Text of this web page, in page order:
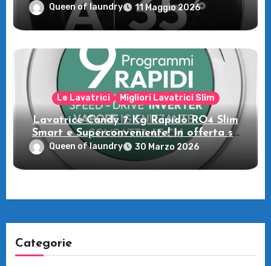
Recensione della Lavatrice Candy
MultiWash: Innovazione e flessibilità a
casa tua!
Queen of laundry 11 Maggio 2026
Le Lavatrici Migliori Lavatrici Slim
Lavatrice Candy 7 Kg Rapidò RO4 Slim
Smart e Superconveniente! In offerta su
Amazon
Queen of laundry 30 Marzo 2026
Categorie